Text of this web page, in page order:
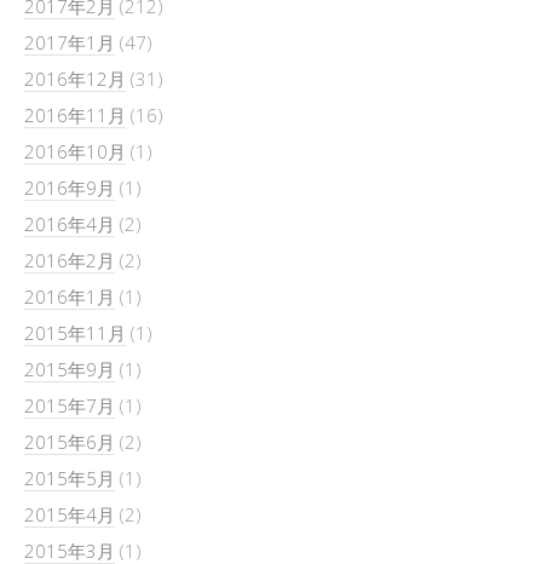
2017年2月 (212)
2017年1月 (47)
2016年12月 (31)
2016年11月 (16)
2016年10月 (1)
2016年9月 (1)
2016年4月 (2)
2016年2月 (2)
2016年1月 (1)
2015年11月 (1)
2015年9月 (1)
2015年7月 (1)
2015年6月 (2)
2015年5月 (1)
2015年4月 (2)
2015年3月 (1)